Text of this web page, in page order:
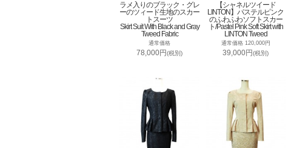
ラメ入りのブラック・グレ
ーのツィード生地のスカー
トスーツ
Skirt Suit With Black and Gray
Tweed Fabric
通常価格
78,000円(税別)
【シャネルツイード
LINTON】パステルピンク
のふわふわソフトスカー
ト/Pastel Pink Soft Skirt with
LINTON Tweed
通常価格 120,000円
39,000円(税別)